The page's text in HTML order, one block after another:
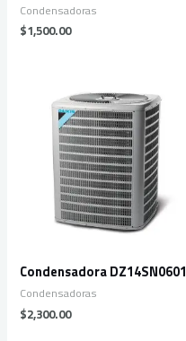
Condensadoras
$1,500.00
Condensadora DZ14SN0601
Condensadoras
$2,300.00